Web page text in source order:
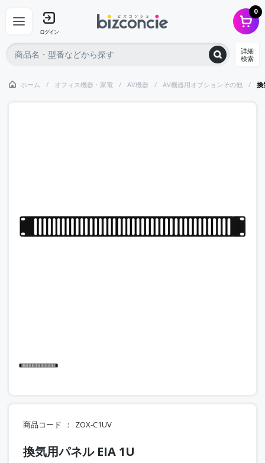
ログイン
0
詳細
検索
ホーム オフィス機器・家電 AV機器 AV機器用オプションその他 換
商品コード ZOX-C1UV
換気用パネル EIA 1U